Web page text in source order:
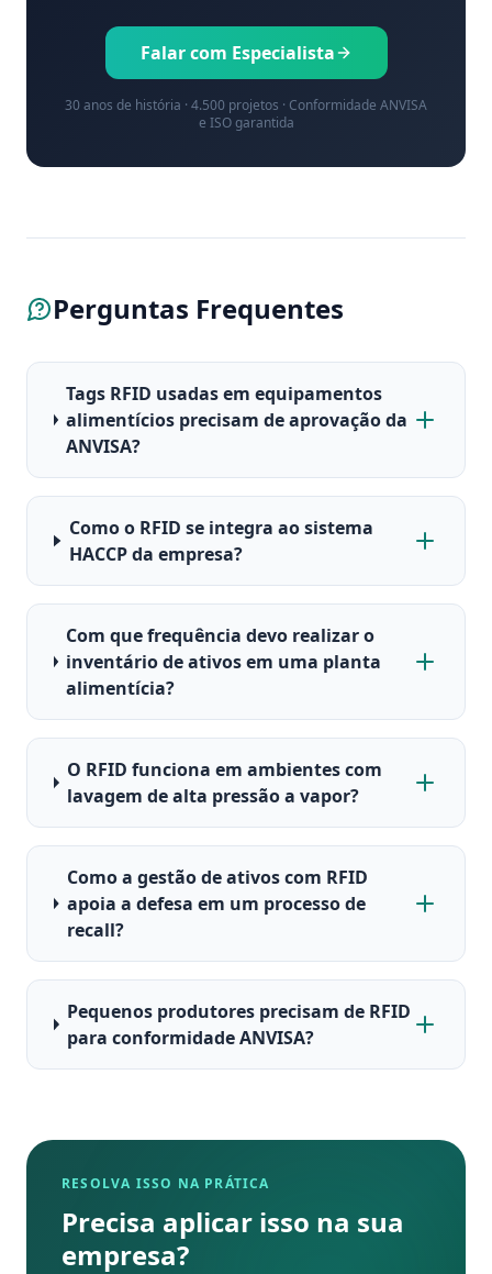
Falar com Especialista
30 anos de história · 4.500 projetos · Conformidade ANVISA
e ISO garantida
Perguntas Frequentes
Tags RFID usadas em equipamentos
alimentícios precisam de aprovação da
ANVISA?
Como o RFID se integra ao sistema
HACCP da empresa?
Com que frequência devo realizar o
inventário de ativos em uma planta
alimentícia?
O RFID funciona em ambientes com
lavagem de alta pressão a vapor?
Como a gestão de ativos com RFID
apoia a defesa em um processo de
recall?
Pequenos produtores precisam de RFID
para conformidade ANVISA?
RESOLVA ISSO NA PRÁTICA
Precisa aplicar isso na sua
empresa?